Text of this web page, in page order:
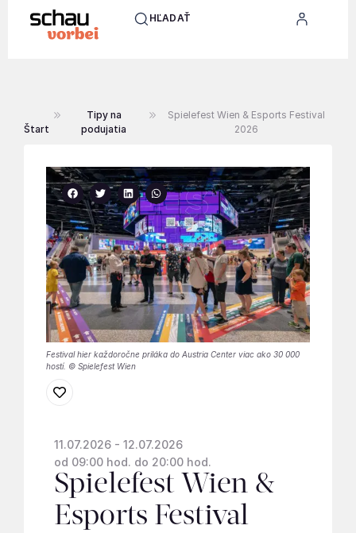
HĽADAŤ
Štart
Tipy na
podujatia
Spielefest Wien & Esports Festival
2026
Festival hier každoročne priláka do Austria Center viac ako 30 000
hostí. © Spielefest Wien
11.07.2026 - 12.07.2026
od 09:00 hod. do 20:00 hod.
Spielefest Wien &
Esports Festival